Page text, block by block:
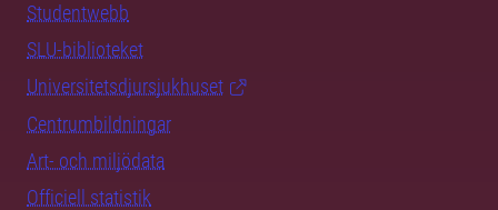
Studentwebb
SLU-biblioteket
Universitetsdjursjukhuset
Centrumbildningar
Art- och miljödata
Officiell statistik